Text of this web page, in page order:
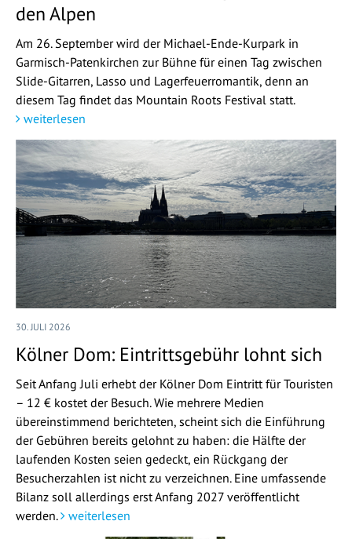
den Alpen
Am 26. September wird der Michael-Ende-Kurpark in
Garmisch-Patenkirchen zur Bühne für einen Tag zwischen
Slide-Gitarren, Lasso und Lagerfeuerromantik, denn an
diesem Tag findet das Mountain Roots Festival statt.
weiterlesen
30. JULI 2026
Kölner Dom: Eintrittsgebühr lohnt sich
Seit Anfang Juli erhebt der Kölner Dom Eintritt für Touristen
– 12 € kostet der Besuch. Wie mehrere Medien
übereinstimmend berichteten, scheint sich die Einführung
der Gebühren bereits gelohnt zu haben: die Hälfte der
laufenden Kosten seien gedeckt, ein Rückgang der
Besucherzahlen ist nicht zu verzeichnen. Eine umfassende
Bilanz soll allerdings erst Anfang 2027 veröffentlicht
werden.
weiterlesen